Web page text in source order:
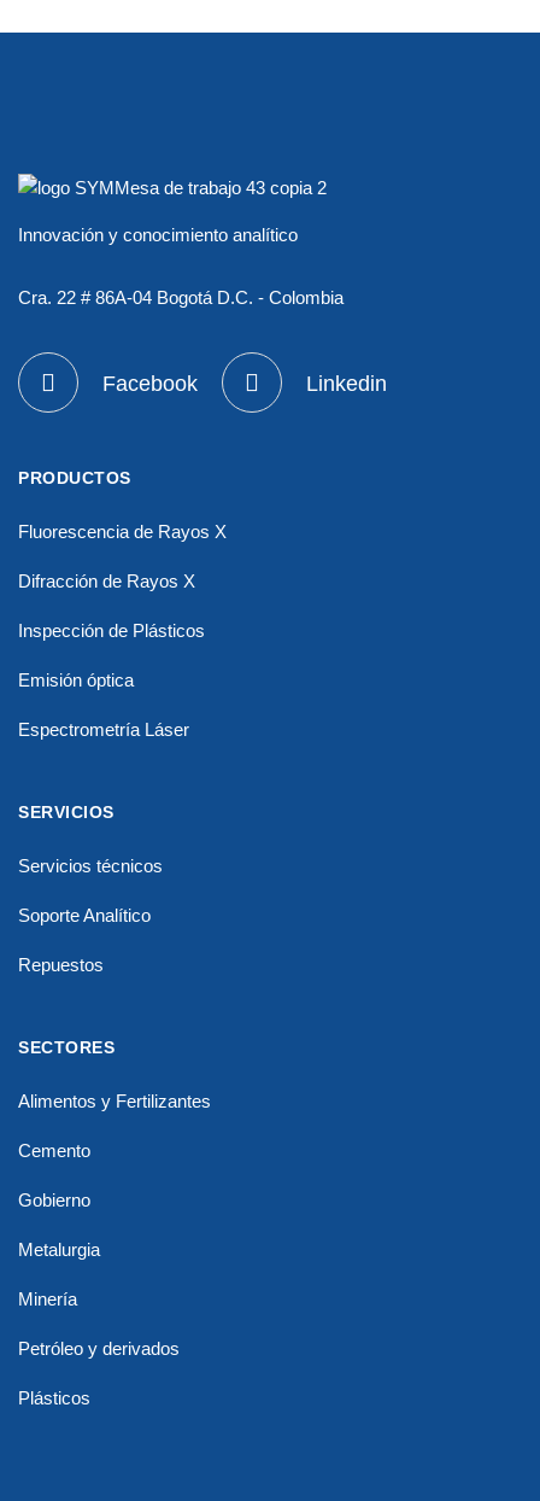
Innovación y conocimiento analítico
Cra. 22 # 86A-04 Bogotá D.C. - Colombia
Facebook Linkedin
PRODUCTOS
Fluorescencia de Rayos X
Difracción de Rayos X
Inspección de Plásticos
Emisión óptica
Espectrometría Láser
SERVICIOS
Servicios técnicos
Soporte Analítico
Repuestos
SECTORES
Alimentos y Fertilizantes
Cemento
Gobierno
Metalurgia
Minería
Petróleo y derivados
Plásticos